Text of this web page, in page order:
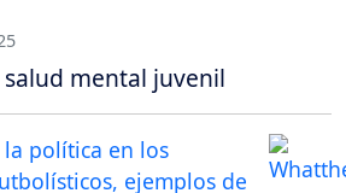
salud mental juvenil